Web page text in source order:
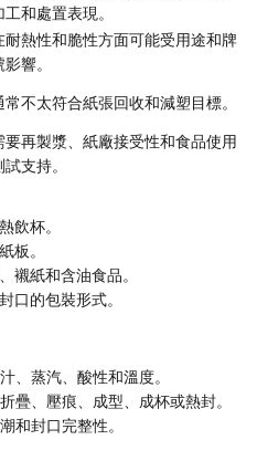
工和處置表現。
耐熱性和脆性方面可能受用途和牌
響。
常不太符合紙張回收和減塑目標。
要再製漿、紙廠接受性和食品使用
試支持。
飲杯。
板。
襯紙和含油食品。
口的包裝形式。
、蒸汽、酸性和溫度。
疊、壓痕、成型、成杯或熱封。
和封口完整性。